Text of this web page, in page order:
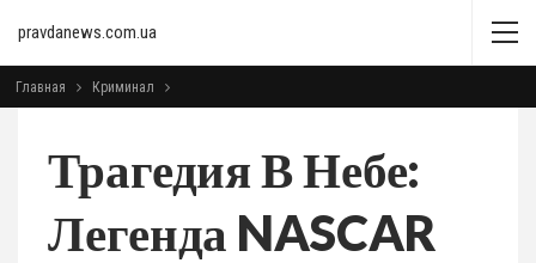
pravdanews.com.ua
Главная Криминал
Трагедия В Небе:
Легенда NASCAR